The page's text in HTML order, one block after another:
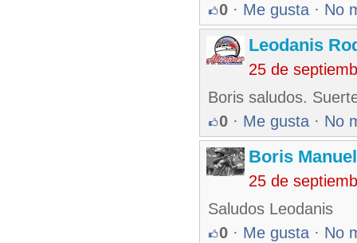
0 · Me gusta · No
Leodanis
25 de
Boris saludos.
0 · Me gusta · No
Boris
25 de
Saludos Leodanis
0 · Me gusta · No